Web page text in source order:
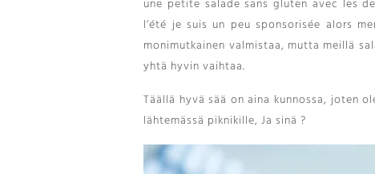
une petite salade sans gluten avec les
l’été je suis un peu sponsorisée alors
monimutkainen valmistaa, mutta meillä
yhtä hyvin vaihtaa.
Täällä hyvä sää on aina kunnossa, joten
lähtemässä piknikille, Ja sinä ?